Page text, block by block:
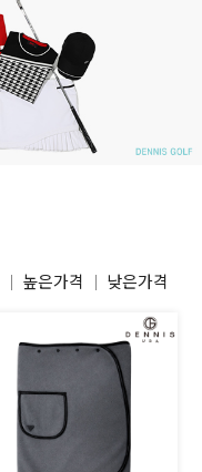
높은가격 낮은가격